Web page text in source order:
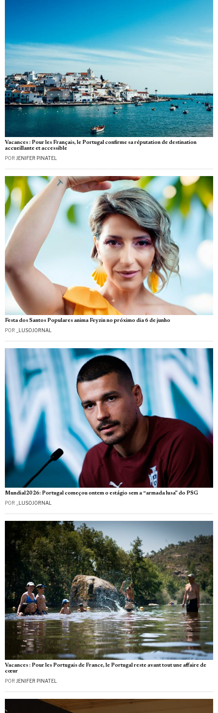
Vacances : Pour les Français, le Portugal confirme sa réputation de destination
accueillante et accessible
POR JENIFER PINATEL
Festa dos Santos Populares anima Feyzin no próximo dia 6 de junho
POR _LUSOJORNAL
Mundial2026: Portugal começou ontem o estágio sem a “armada lusa” do PSG
POR _LUSOJORNAL
Vacances : Pour les Portugais de France, le Portugal reste avant tout une affaire de
cœur
POR JENIFER PINATEL